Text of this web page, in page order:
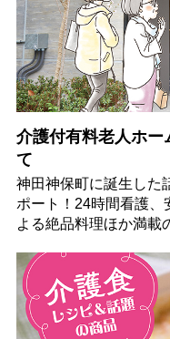
介護付有料老人ホ
て
神田神保町に誕生した
ポート！24時間看護、
よる絶品料理ほか満載